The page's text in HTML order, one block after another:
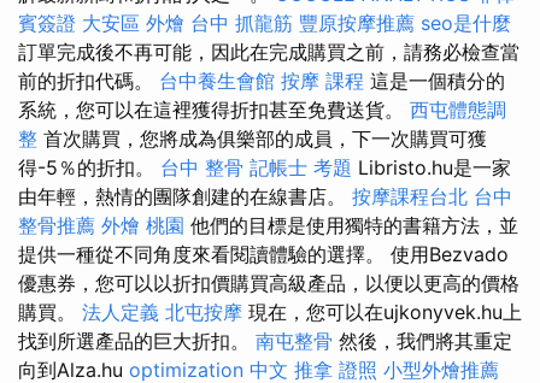
賓簽證 大安區 外燴 台中 抓龍筋 豐原按摩推薦 seo是什麼
訂單完成後不再可能，因此在完成購買之前，請務必檢查當
前的折扣代碼。 台中養生會館 按摩 課程 這是一個積分的
系統，您可以在這裡獲得折扣甚至免費送貨。 西屯體態調
整 首次購買，您將成為俱樂部的成員，下一次購買可獲
得-5％的折扣。 台中 整骨 記帳士 考題 Libristo.hu是一家
由年輕，熱情的團隊創建的在線書店。 按摩課程台北 台中
整骨推薦 外燴 桃園 他們的目標是使用獨特的書籍方法，並
提供一種從不同角度來看閱讀體驗的選擇。 使用Bezvado
優惠券，您可以以折扣價購買高級產品，以便以更高的價格
購買。 法人定義 北屯按摩 現在，您可以在ujkonyvek.hu上
找到所選產品的巨大折扣。 南屯整骨 然後，我們將其重定
向到Alza.hu optimization 中文 推拿 證照 小型外燴推薦